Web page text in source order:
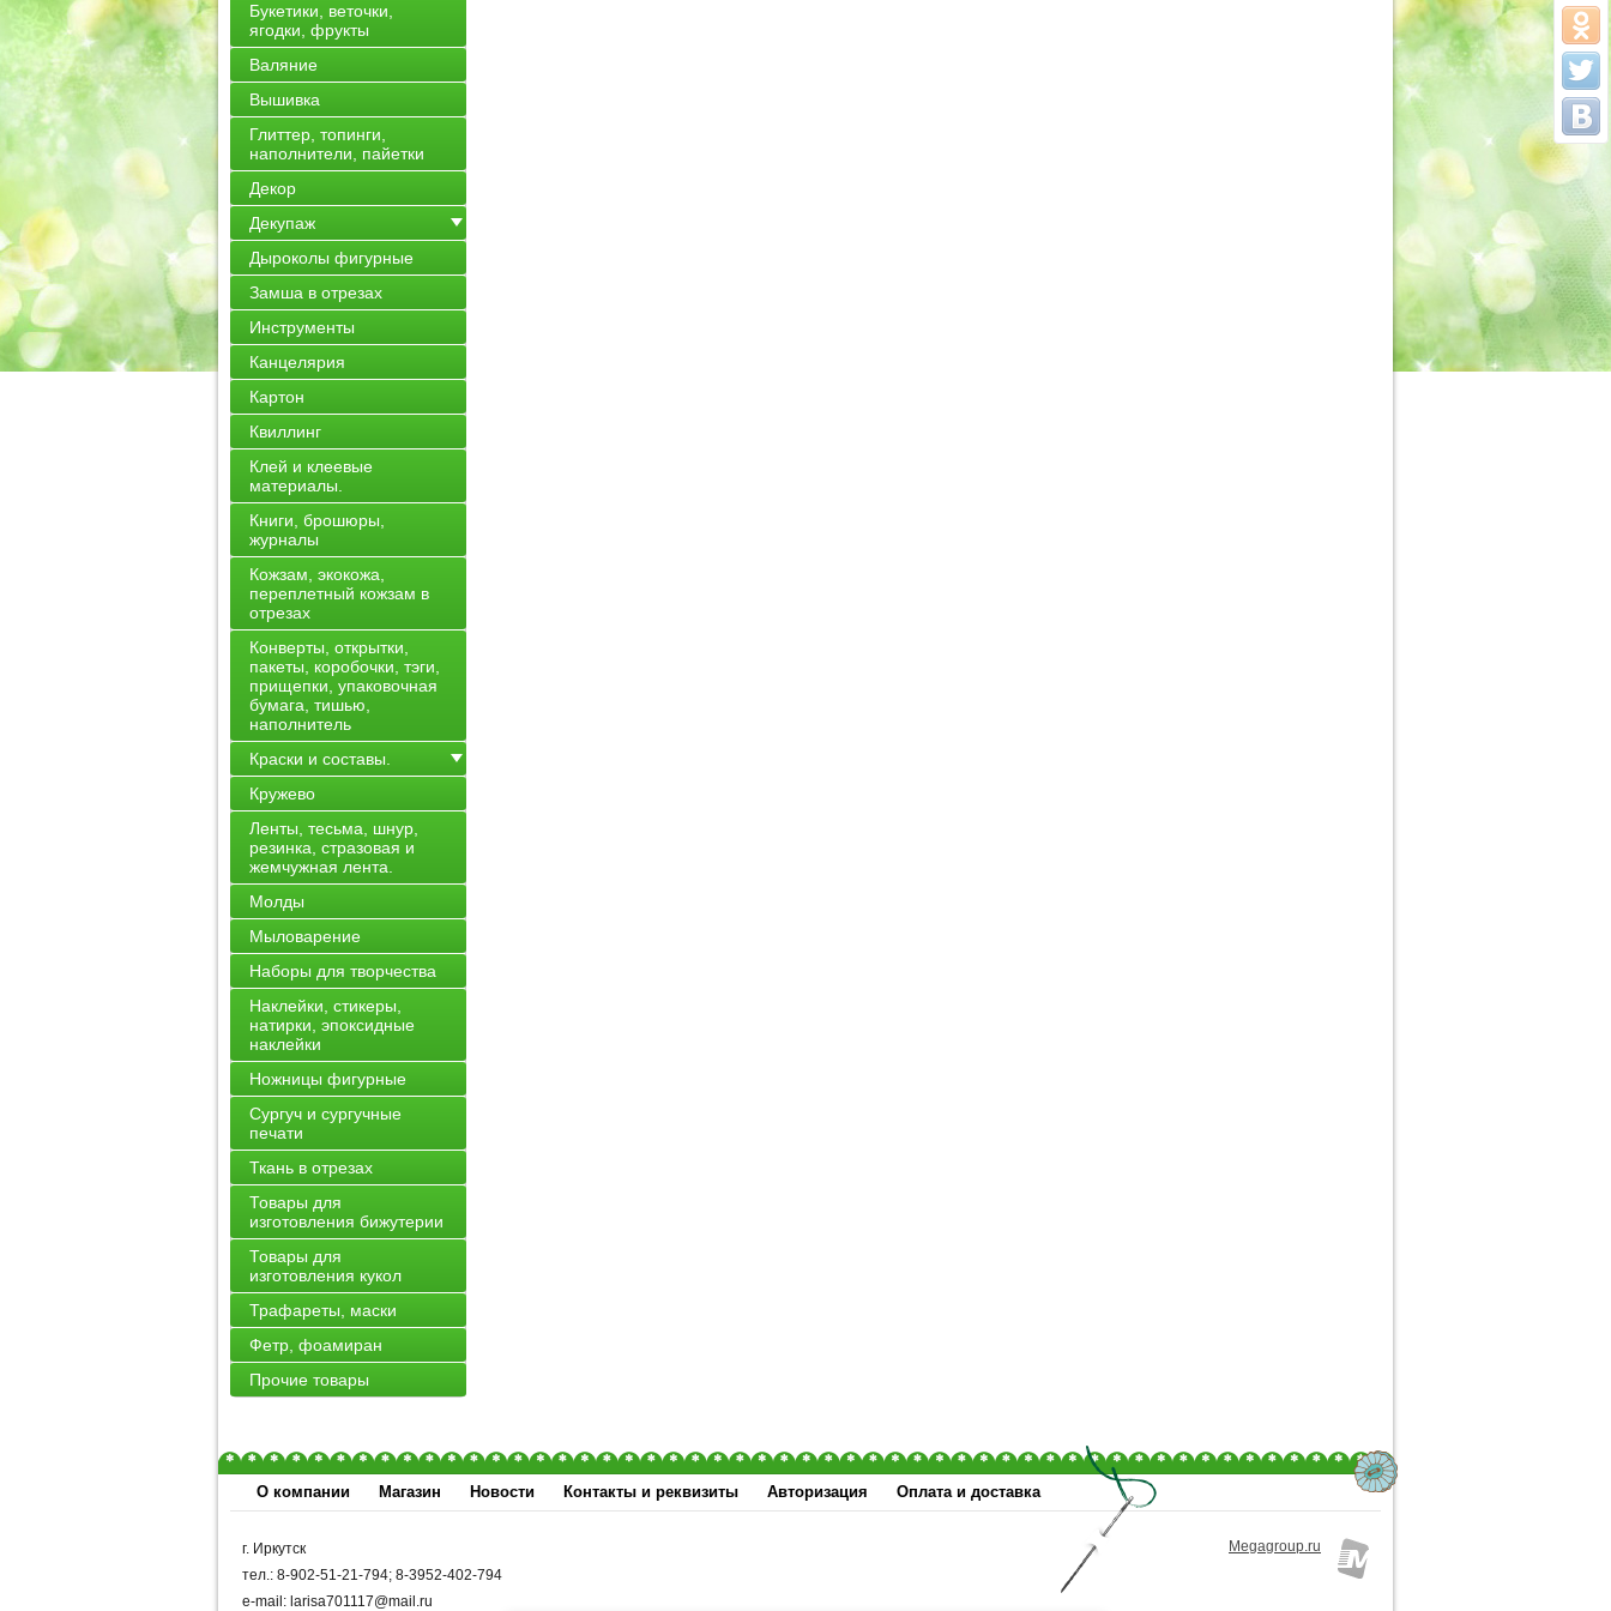
Букетики, веточки,
ягодки, фрукты
Валяние
Вышивка
Глиттер, топинги,
наполнители, пайетки
Декор
Декупаж
Дыроколы фигурные
Замша в отрезах
Инструменты
Канцелярия
Картон
Квиллинг
Клей и клеевые
материалы.
Книги, брошюры,
журналы
Кожзам, экокожа,
переплетный кожзам в
отрезах
Конверты, открытки,
пакеты, коробочки, тэги,
прищепки, упаковочная
бумага, тишью,
наполнитель
Краски и составы.
Кружево
Ленты, тесьма, шнур,
резинка, стразовая и
жемчужная лента.
Молды
Мыловарение
Наборы для творчества
Наклейки, стикеры,
натирки, эпоксидные
наклейки
Ножницы фигурные
Сургуч и сургучные
печати
Ткань в отрезах
Товары для
изготовления бижутерии
Товары для
изготовления кукол
Трафареты, маски
Фетр, фоамиран
Прочие товары
О компании Магазин Новости Контакты и реквизиты Авторизация Оплата и доставка
Megagroup.ru
г. Иркутск
тел.: 8-902-51-21-794; 8-3952-402-794
e-mail: larisa701117@mail.ru